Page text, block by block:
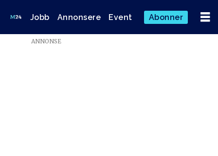
Jobb Annonsere Event Abonner
ANNONSE